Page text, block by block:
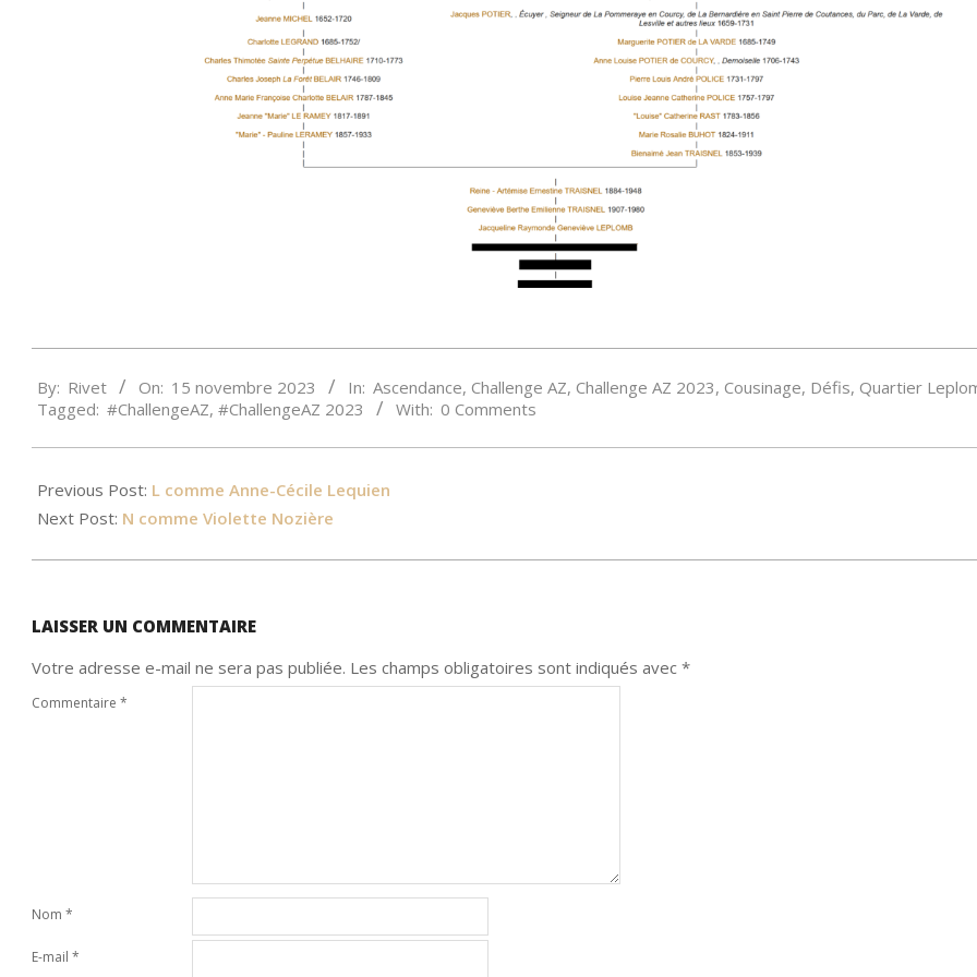
11-
15
By: Rivet On: 15 novembre 2023 In: Ascendance, Challenge AZ, Challenge AZ 2023, Cousinage, Défis, Quartier
Tagged: #ChallengeAZ, #ChallengeAZ 2023 With: 0 Comments
Previous Post: L comme Anne-Cécile Lequien
Next Post: N comme Violette Nozière
LAISSER UN COMMENTAIRE
Votre adresse e-mail ne sera pas publiée. Les champs obligatoires sont indiqués avec *
Commentaire *
Nom *
E-mail *